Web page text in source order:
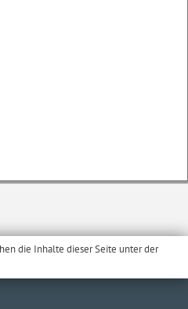
die Inhalte dieser Seite unter der